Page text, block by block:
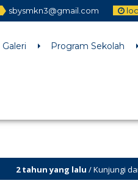
6.9.0! IE conditional
sbysmkn3@gmail.com
Galeri Program Sekolah
lalu/ Kunjungi dan Follow Tik Tok